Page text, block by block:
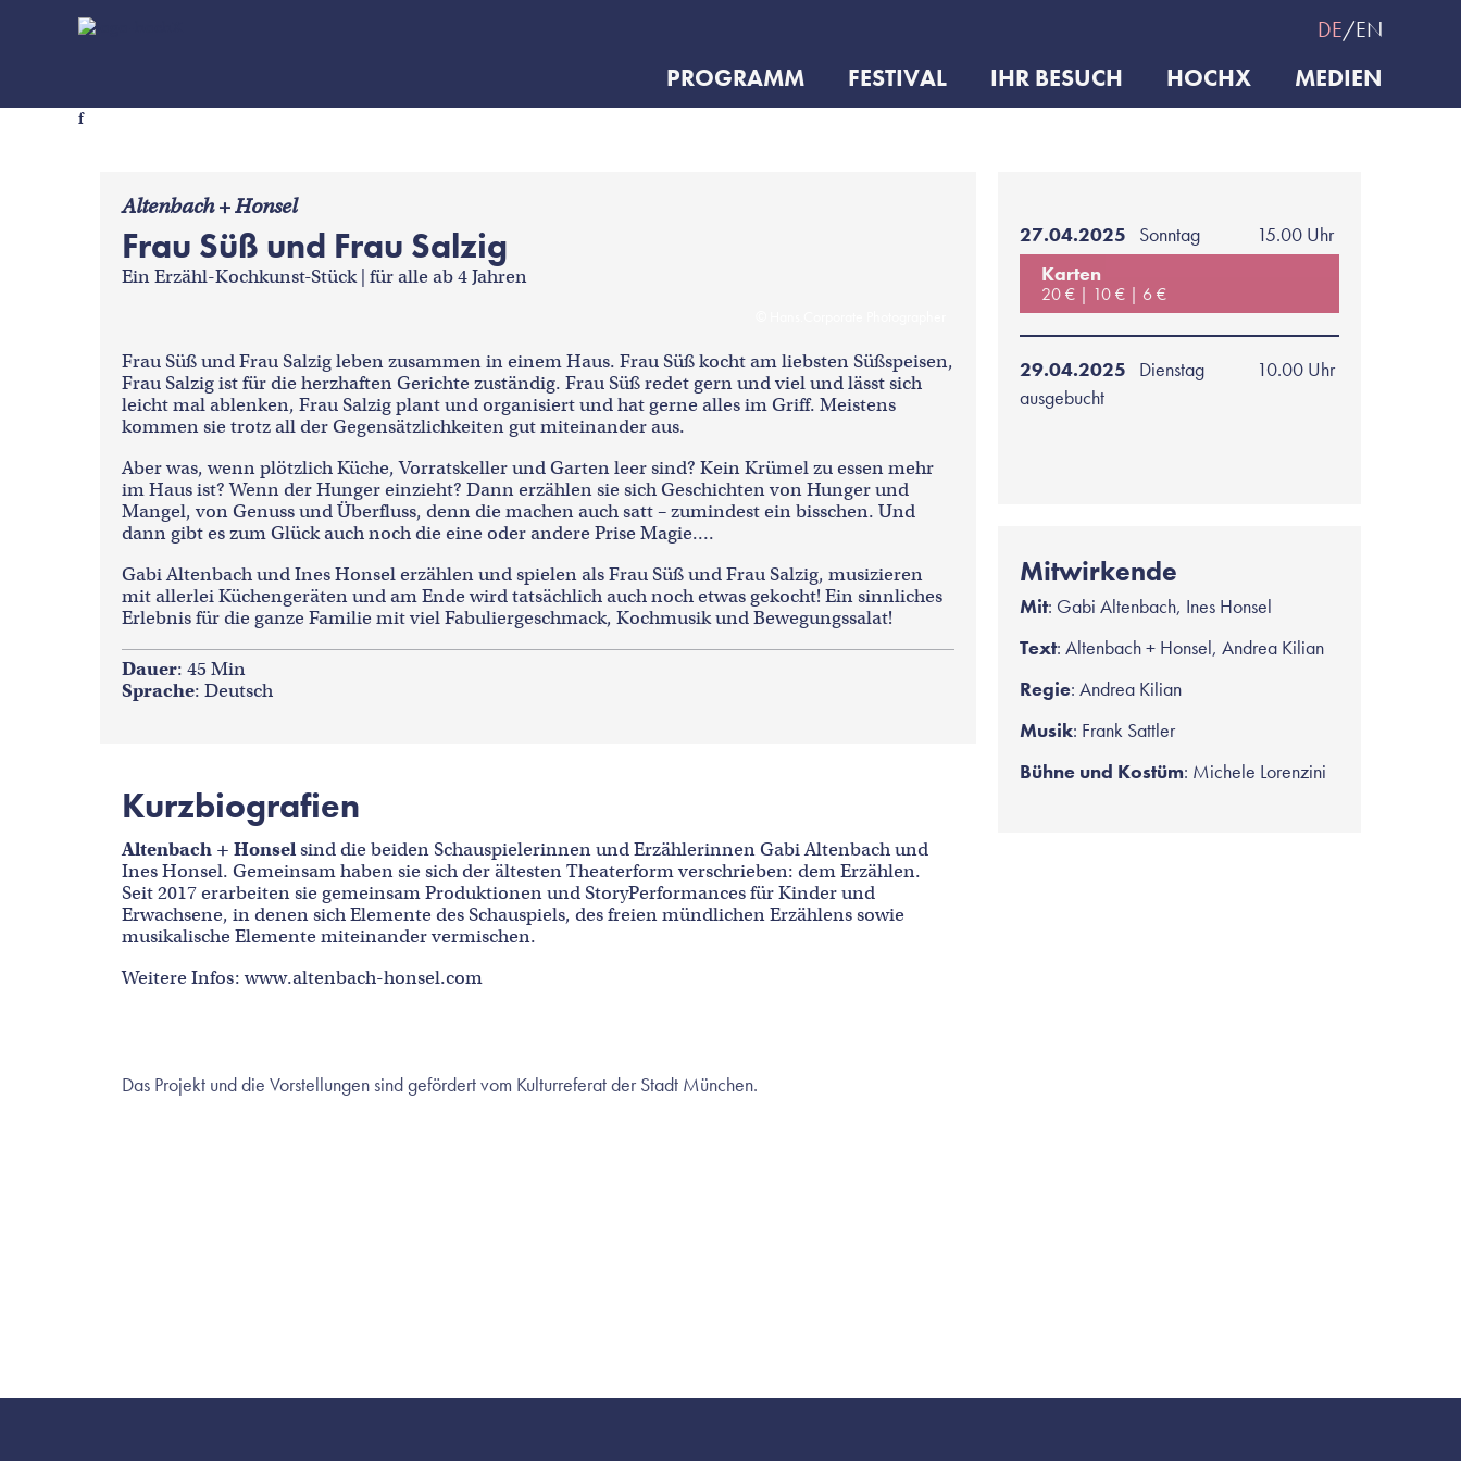
DE EN
PROGRAMM FESTIVAL IHR BESUCH HOCHX MEDIEN
f
Altenbach + Honsel
Frau Süß und Frau Salzig
Ein Erzähl-Kochkunst-Stück | für alle ab 4 Jahren
Frau Süß und Frau Salzig leben zusammen in einem Haus. Frau Süß kocht am liebsten Süßspeisen,
Frau Salzig ist für die herzhaften Gerichte zuständig. Frau Süß redet gern und viel und lässt sich
leicht mal ablenken, Frau Salzig plant und organisiert und hat gerne alles im Griff. Meistens
kommen sie trotz all der Gegensätzlichkeiten gut miteinander aus.
Aber was, wenn plötzlich Küche, Vorratskeller und Garten leer sind? Kein Krümel zu essen mehr
im Haus ist? Wenn der Hunger einzieht? Dann erzählen sie sich Geschichten von Hunger und
Mangel, von Genuss und Überfluss, denn die machen auch satt – zumindest ein bisschen. Und
dann gibt es zum Glück auch noch die eine oder andere Prise Magie….
Gabi Altenbach und Ines Honsel erzählen und spielen als Frau Süß und Frau Salzig, musizieren
mit allerlei Küchengeräten und am Ende wird tatsächlich auch noch etwas gekocht! Ein sinnliches
Erlebnis für die ganze Familie mit viel Fabuliergeschmack, Kochmusik und Bewegungssalat!
Dauer: 45 Min
Sprache: Deutsch
Kurzbiografien
Altenbach + Honselsind die beiden Schauspielerinnen und Erzählerinnen Gabi Altenbach und
Ines Honsel. Gemeinsam haben sie sich der ältesten Theaterform verschrieben: dem Erzählen.
Seit 2017 erarbeiten sie gemeinsam Produktionen und StoryPerformances für Kinder und
Erwachsene, in denen sich Elemente des Schauspiels, des freien mündlichen Erzählens sowie
musikalische Elemente miteinander vermischen.
Weitere Infos:www.altenbach-honsel.com
Das Projekt und die Vorstellungen sind gefördert vom Kulturreferat der Stadt München.
27.04.2025 Sonntag
15.00 Uhr
Karten
20 € 10 € 6 €
29.04.2025 Dienstag
10.00 Uhr
ausgebucht
Mitwirkende
Mit: Gabi Altenbach, Ines Honsel
Text: Altenbach + Honsel, Andrea Kilian
Regie: Andrea Kilian
Musik: Frank Sattler
Bühne und Kostüm: Michele Lorenzini